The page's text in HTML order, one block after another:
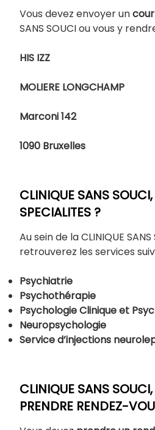
Vous devez envoyer un
SANS SOUCI ou vous y
HIS IZZ
MOLIERE LONGCHAMP
Marconi 142
1090 Bruxelles
CLINIQUE SANS
SPECIALITES ?
Au sein de la CLINIQUE
retrouverez les services
Psychiatrie
Psychothérapie
Psychologie Clinique et
Neuropsychologie
Service d’injections
CLINIQUE SANS
PRENDRE RENDEZ-